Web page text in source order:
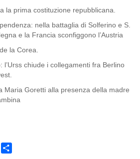
la prima costituzione repubblicana.
nella battaglia di Solferino e S.
e la Francia sconfiggono l’Austria
la Corea.
l’Urss chiude i collegamenti fra Berlino
Maria Goretti alla presenza della madre
Email